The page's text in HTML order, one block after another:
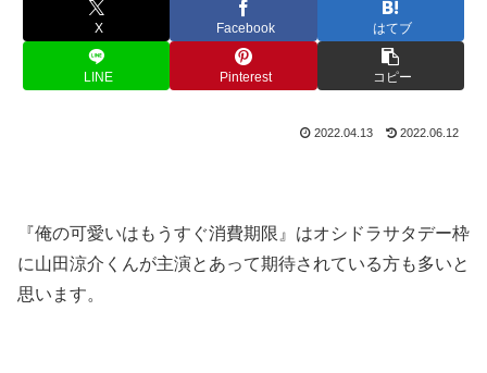
X Facebook はてブ
LINE Pinterest コピー
2022.04.13 2022.06.12
『俺の可愛いはもうすぐ消費期限 』はオシドラサタデー枠
に山田涼介くんが主演とあって期待されている方も多いと
思います。